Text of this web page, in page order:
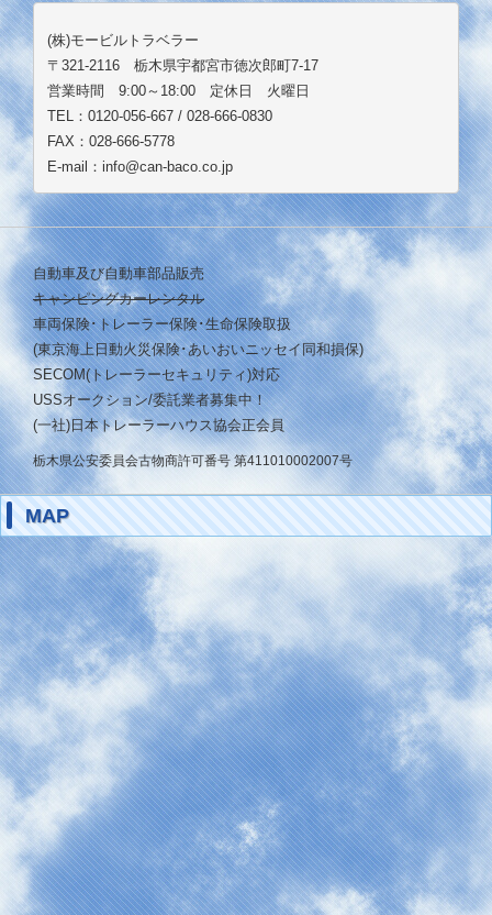
(株)モービルトラベラー
〒321-2116 栃木県宇都宮市徳次郎町7-17
営業時間 9:00～18:00 定休日 火曜日
TEL：0120-056-667 / 028-666-0830
FAX：028-666-5778
E-mail：info@can-baco.co.jp
自動車及び自動車部品販売
キャンピングカーレンタル
車両保険･トレーラー保険･生命保険取扱
(東京海上日動火災保険･あいおいニッセイ同和損保)
SECOM(トレーラーセキュリティ)対応
USSオークション/委託業者募集中！
(一社)日本トレーラーハウス協会正会員
栃木県公安委員会古物商許可番号 第411010002007号
MAP